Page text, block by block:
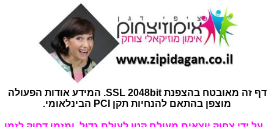
דף זה מאובטח בהצפנת SSL 2048bit. המידע אודות הפעולה
מוצפן בהתאם להנחיות תקן PCI הבינלאומי.